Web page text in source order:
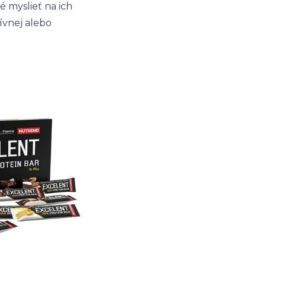
myslieť na ich
alebo